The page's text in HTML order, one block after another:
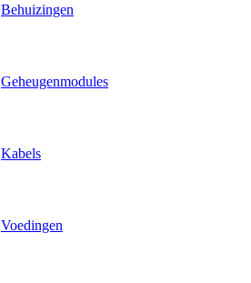
Behuizingen
Geheugenmodules
Kabels
Voedingen